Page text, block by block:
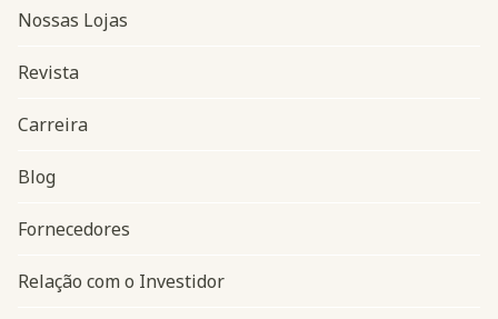
Navegação do rodapé
Nossas Lojas
Revista
Carreira
Blog
Fornecedores
Relação com o Investidor